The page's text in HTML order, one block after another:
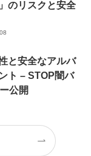
のリスクと安全
と安全なアルバ
ト – STOP闇バ
公開